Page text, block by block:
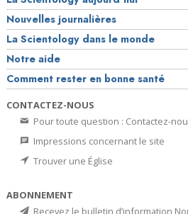
Nouvelles journalières
La Scientology dans le monde
Notre aide
Comment rester en bonne santé
CONTACTEZ-NOUS
Pour toute question : Contactez-
Impressions concernant le site
Trouver une Église
ABONNEMENT
Recevez le bulletin d’information